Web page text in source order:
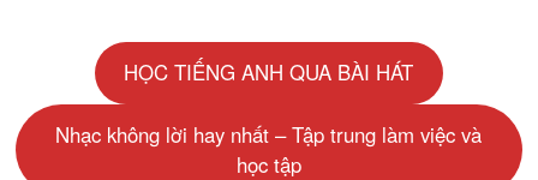
HỌC TIẾNG ANH QUA BÀI HÁT
Nhạc không lời hay nhất – Tập trung làm việc và
học tập